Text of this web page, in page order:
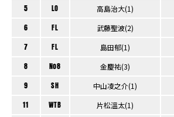
5 LO 高島治大(1)
6 FL 武藤聖波(2)
7 FL 島田郁(1)
8 No8 金慶祐(3)
9 SH 中山凌之介(1)
11 WTB 片松溫太(1)